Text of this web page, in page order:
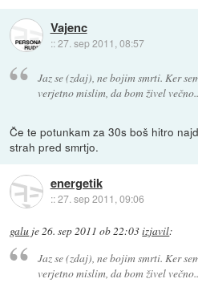
Vajenc
::27. sep 2011, 08:57
Jaz se (zdaj), ne bojim smrti. Ker
verjetno mislim, da bom živel
Če te potunkam za 30s boš hitro
strah pred smrtjo.
energetik
::27. sep 2011, 09:06
galu je26. sep 2011 ob 22:03izjavil:
Jaz se (zdaj), ne bojim smrti. Ker
verjetno mislim, da bom živel